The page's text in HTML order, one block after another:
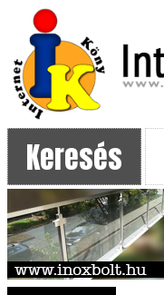
Keresés